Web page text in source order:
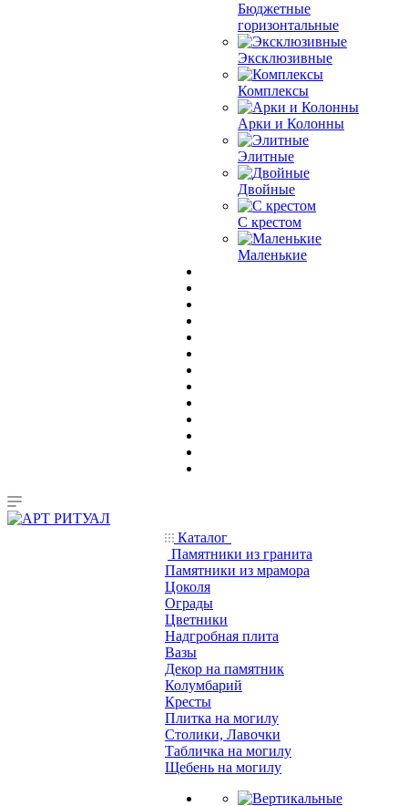
Бюджетные
горизонтальные
Эксклюзивные
Комплексы
Арки и Колонны
Элитные
Двойные
С крестом
Маленькие
Каталог
Памятники из гранита
Памятники из мрамора
Цоколя
Ограды
Цветники
Надгробная плита
Вазы
Декор на памятник
Колумбарий
Кресты
Плитка на могилу
Столики, Лавочки
Табличка на могилу
Щебень на могилу